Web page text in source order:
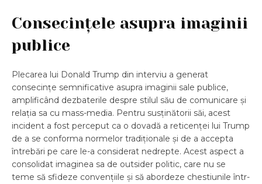
Consecințele asupra imaginii
publice
Plecarea lui Donald Trump din interviu a generat
consecințe semnificative asupra imaginii sale publice,
amplificând dezbaterile despre stilul său de comunicare și
relația sa cu mass-media. Pentru susținătorii săi, acest
incident a fost perceput ca o dovadă a reticenței lui Trump
de a se conforma normelor tradiționale și de a accepta
întrebări pe care le-a considerat nedrepte. Acest aspect a
consolidat imaginea sa de outsider politic, care nu se
teme să sfideze convențiile și să abordeze chestiunile într-